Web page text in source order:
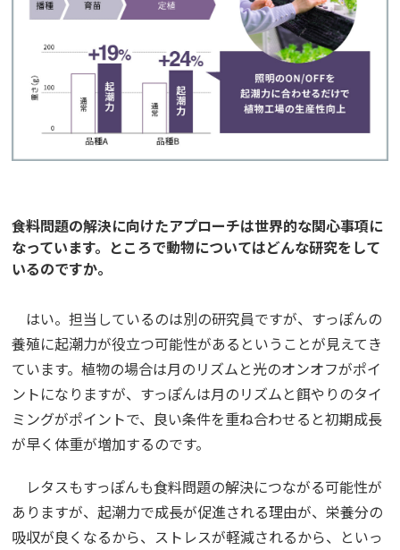
――食料問題の解決に向けたアプローチは世界的な関心事項に
なっています。ところで動物についてはどんな研究をして
いるのですか。
はい。担当しているのは別の研究員ですが、すっぽんの
養殖に起潮力が役立つ可能性があるということが見えてき
ています。植物の場合は月のリズムと光のオンオフがポイ
ントになりますが、すっぽんは月のリズムと餌やりのタイ
ミングがポイントで、良い条件を重ね合わせると初期成長
が早く体重が増加するのです。
レタスもすっぽんも食料問題の解決につながる可能性が
ありますが、起潮力で成長が促進される理由が、栄養分の
吸収が良くなるから、ストレスが軽減されるから、といっ